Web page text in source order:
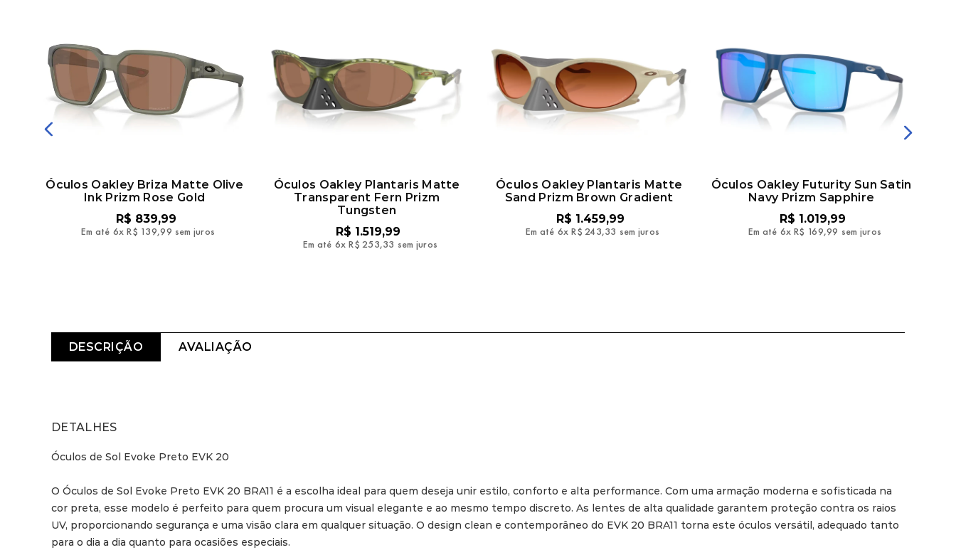
Óculos Oakley Briza Matte Olive
Ink Prizm Rose Gold
R$ 839,99
Em até 6x R$ 139,99 sem juros
Óculos Oakley Plantaris Matte
Transparent Fern Prizm
Tungsten
R$ 1 .519,99
Em até 6x R$ 253,33 sem juros
Óculos Oakley Plantaris Matte
Sand Prizm Brown Gradient
R$ 1 .459,99
Em até 6x R$ 243,33 sem juros
Óculos Oakley Futurity Sun Satin
Navy Prizm Sapphire
R$ 1 .019,99
Em até 6x R$ 169,99 sem juros
DESCRIÇÃO AVALIAÇÃO
DETALHES
Óculos de Sol Evoke Preto EVK 20
O Óculos de Sol Evoke Preto EVK 20 BRA11 é a escolha ideal para quem deseja unir estilo, conforto e alta performance. Com uma armação moderna e sofisticada na
cor preta, esse modelo é perfeito para quem procura um visual elegante e ao mesmo tempo discreto. As lentes de alta qualidade garantem proteção contra os raios
UV, proporcionando segurança e uma visão clara em qualquer situação. O design clean e contemporâneo do EVK 20 BRA11 torna este óculos versátil, adequado tanto
para o dia a dia quanto para ocasiões especiais.